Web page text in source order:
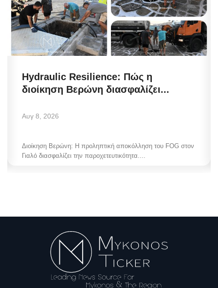
Hydraulic Resilience: Πώς η
διοίκηση Βερώνη διασφαλίζει...
Αυγ 8, 2026
Διοίκηση Βερώνη: Η προληπτική αποκόλληση του FOG στον
Γιαλό διασφαλίζει την παροχετευτικότητα....